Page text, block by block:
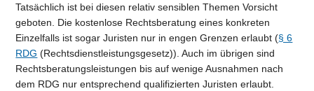
Tatsächlich ist bei diesen relativ sensiblen Themen Vorsicht
geboten. Die kostenlose Rechtsberatung eines konkreten
Einzelfalls ist sogar Juristen nur in engen Grenzen erlaubt (§ 6
RDG (Rechtsdienstleistungsgesetz)). Auch im übrigen sind
Rechtsberatungsleistungen bis auf wenige Ausnahmen nach
dem RDG nur entsprechend qualifizierten Juristen erlaubt.